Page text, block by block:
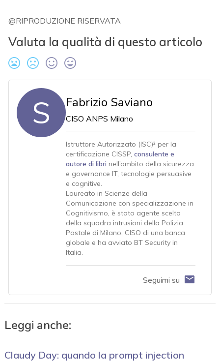
@RIPRODUZIONE RISERVATA
Valuta la qualità di questo articolo
S Fabrizio Saviano
CISO ANPS Milano
Istruttore Autorizzato (ISC)² per la
certificazione CISSP,consulente e
autore di libri nell’ambito della sicurezza
e governance IT, tecnologie persuasive
e cognitive.
Laureato in Scienze della
Comunicazione con specializzazione in
Cognitivismo, è stato agente scelto
della squadra intrusioni della Polizia
Postale di Milano, CISO di una banca
globale e ha avviato BT Security in
Italia.
Seguimi su
Leggi anche:
Claudy Day: quando la prompt injection